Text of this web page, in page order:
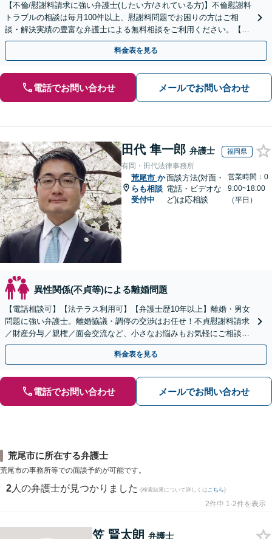
【不倫/慰謝料請求に強い弁護士(したい方/されている方)】不倫慰謝料
トラブルの相談は毎月100件以上、慰謝料問題でお困りの方はご相
談・解決実績の豊富な弁護士による無料相談をご利用ください。【不
倫相談は初回0円】【全国対応】
料金表を見る
電話でお問い合わせ メールでお問い合わせ
田代 隼一郎 弁護士 福岡県
有岡・田代法律事務所
荒尾市 か
らも相談
受付中
面談方法(対面・
電話・ビデオな
ど)は応相談
営業時間：0
9:00~18:00
（平日）
異性関係(不貞等)による離婚問題
【電話相談可】【法テラス利用可】【弁護士歴10年以上】離婚・男女
問題に強い弁護士。離婚協議・調停の交渉はお任せ！不貞慰謝料請求
／財産分与／親権／面会交流など、小さなお悩みもお気軽にご相談く
ださい【夜間・休日面談可】【完全個室】【赤坂駅1分】
料金表を見る
電話でお問い合わせ メールでお問い合わせ
荒尾市に所在する弁護士
荒尾市の事務所等での面談予約が可能です。
2 人の弁護士が見つかりました (検索結果について詳しくは こちら)
2件中 1-2件を表示
笠 賢太朗 弁護士